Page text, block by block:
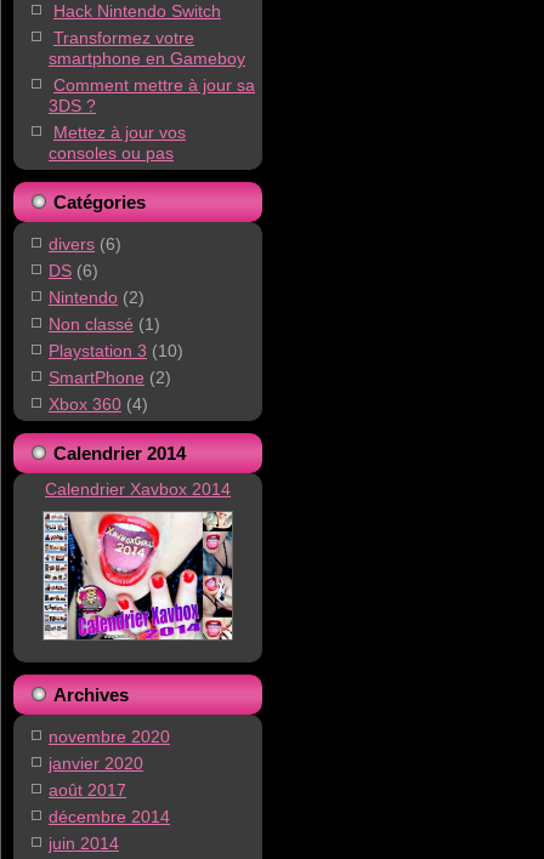
Hack Nintendo Switch
Transformez votre
smartphone en Gameboy
Comment mettre à jour sa
3DS ?
Mettez à jour vos
consoles ou pas
Catégories
divers (6)
DS (6)
Nintendo (2)
Non classé (1)
Playstation 3 (10)
SmartPhone (2)
Xbox 360 (4)
Calendrier 2014
Calendrier Xavbox 2014
Archives
novembre 2020
janvier 2020
août 2017
décembre 2014
juin 2014